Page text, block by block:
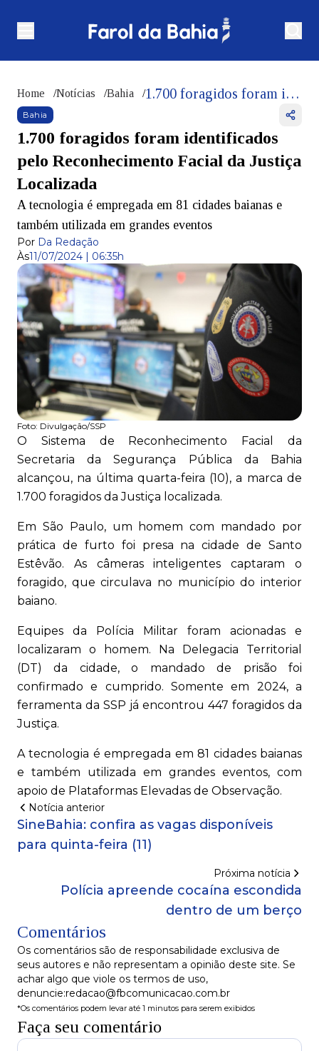
Home /Notícias /Bahia / 1.700 foragidos foram identificados pelo Reconhecimento Facial da Justiça Localizada
Bahia
1.700 foragidos foram identificados
pelo Reconhecimento Facial da Justiça
Localizada
A tecnologia é empregada em 81 cidades baianas e
também utilizada em grandes eventos
Por Da Redação
Às11/07/2024 | 06:35h
Foto: Divulgação/SSP
O Sistema de Reconhecimento Facial da
Secretaria da Segurança Pública da Bahia
alcançou, na última quarta-feira (10), a marca de
1.700 foragidos da Justiça localizada.
Em São Paulo, um homem com mandado por
prática de furto foi presa na cidade de Santo
Estêvão. As câmeras inteligentes captaram o
foragido, que circulava no município do interior
baiano.
Equipes da Polícia Militar foram acionadas e
localizaram o homem. Na Delegacia Territorial
(DT) da cidade, o mandado de prisão foi
confirmado e cumprido. Somente em 2024, a
ferramenta da SSP já encontrou 447 foragidos da
Justiça.
A tecnologia é empregada em 81 cidades baianas
e também utilizada em grandes eventos, com
apoio de Plataformas Elevadas de Observação.
Notícia anterior
SineBahia: confira as vagas disponíveis
para quinta-feira (11)
Próxima notícia
Polícia apreende cocaína escondida
dentro de um berço
Comentários
Os comentários são de responsabilidade exclusiva de
seus autores e não representam a opinião deste site. Se
achar algo que viole os termos de uso,
denuncie:redacao@fbcomunicacao.com.br
*Os comentários podem levar até 1 minutos para serem exibidos
Faça seu comentário